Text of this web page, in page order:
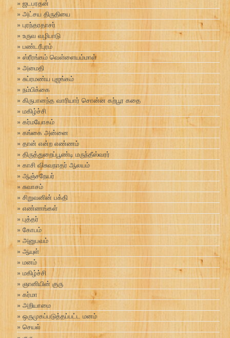
ஜடபரதன்
அட்சய திருதியை
புரந்தரதாசர்
உருவ வழிபாடு
பண்டரீபுரம்
ஸ்ரீரங்கம் வெள்ளையம்மாள்
அமைதி
சுப்ரமண்ய புஜங்கம்
நம்பிக்கை
கிருபானந்த வாரியார் சொன்ன கற்பூர கதை
மகிழ்ச்சி
கர்மயோகம்
கங்கை அன்னை
தான் என்ற எண்ணம்
திருத்துறைப்பூண்டி மருந்தீஸ்வரர்
காசி விசுவநாதர் ஆலயம்
ஆஞ்சநேயர்
சுவாசம்
சிறுவனின் பக்தி
எண்ணங்கள்
புத்தர்
கோபம்
அனுபவம்
ஆயுள்
மனம்
மகிழ்ச்சி
ஞானியின் குரு
கர்மா
அறியாமை
ஒருமுகப்படுத்தப்பட்ட மனம்
செயல்